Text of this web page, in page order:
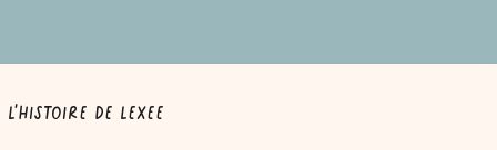
L’Histoire de Lexee